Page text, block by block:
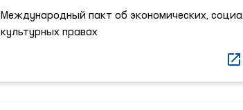
Международный пакт об экономических,
культурных правах